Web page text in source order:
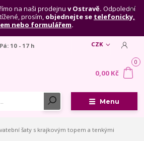
na naši prodejnu v Ostravě. Odpolední
prosím, objednejte se telefonicky,
nebo formulářem.
Menu
CZK
10 - 17 h
0
0,00 Kč
šaty s krajkovým topem a tenkými